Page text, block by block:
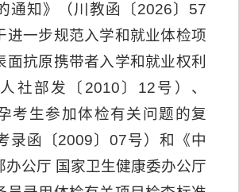
通知》（川教函〔2026〕57
进一步规范入学和就业体检项
面抗原携带者入学和就业权利
社部发〔2010〕12号）、
考生参加体检有关问题的复
录函〔2009〕07号）和《中
办公厅 国家卫生健康委办公厅